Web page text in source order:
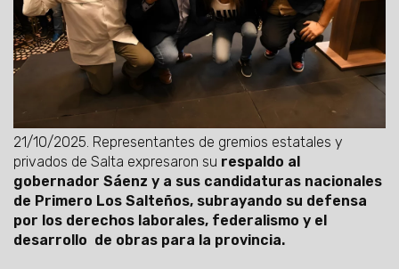
21/10/2025. Representantes de gremios estatales y
privados de Salta expresaron su respaldo al
gobernador Sáenz y a sus candidaturas nacionales
de Primero Los Salteños, subrayando su defensa
por los derechos laborales, federalismo y el
desarrollo de obras para la provincia.